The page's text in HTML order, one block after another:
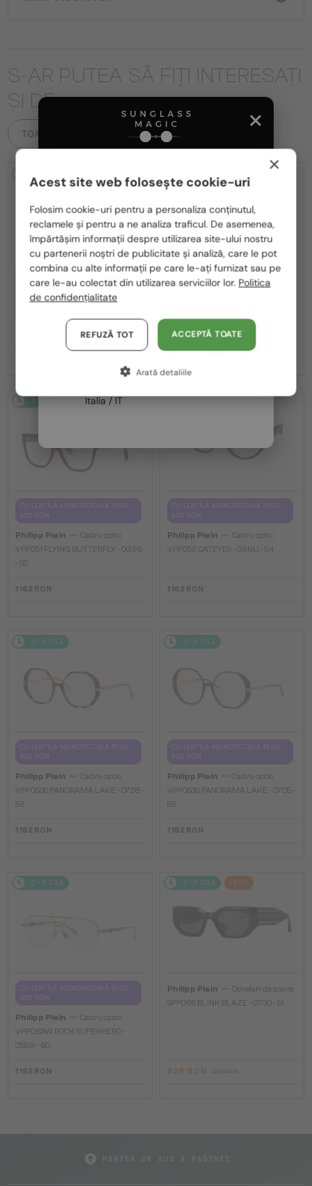
S-AR PUTEA SĂ FIȚI INTERESAȚI
ȘI DE
TOATE PRODUSELE
CU LENTILĂ MONOFOCALĂ PLUS
330 RON
VPP036S ICON - 0579 - 54
CU LENTILĂ MONOFOCALĂ PLUS
330 RON
VPP068S QUEEN - 0V64 - 57
2-4 ZILE
Philipp Plein
Cadru optic
VPP051 FLYING BUTTERFLY - 0G96
- 55
1 162 RON
Philipp Plein
Cadru optic
VPP052 CATEYES - 09NU - 54
1 162 RON
2-4 ZILE
Philipp Plein
Cadru optic
VPP053S PANORAMA LAKE - 0728 -
56
1 162 RON
2-4 ZILE
Philipp Plein
Cadru optic
VPP053S PANORAMA LAKE - 0705 -
56
1 162 RON
2-4 ZILE
Philipp Plein
Cadru optic
VPP063W ROCK SUPERHERO -
0589 - 60
1 162 RON
2-4 ZILE -25%
Philipp Plein
Ochelari de soare
SPP066 BLINK BLAZE - 0700 - 51
925 RON
România / RO
Polska / PL
Magyarország / HU
United Arab Emirates / EN
Austria / AT
Germania / DE
Franța / FR
Italia / IT
×
Acest site web folosește cookie-uri
Folosim cookie-uri pentru a personaliza conținutul,
reclamele și pentru a ne analiza traficul. De asemenea,
împărtășim informații despre utilizarea site-ului nostru
cu partenerii noștri de publicitate și analiză, care le pot
combina cu alte informații pe care le-ați furnizat sau pe
care le-au colectat din utilizarea serviciilor lor. Politica
de confidențialitate
ACCEPTĂ TOATE
REFUZĂ TOT
Arată detaliile